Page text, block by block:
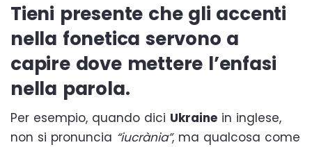
Tieni presente che gli accenti
nella fonetica servono a
capire dove mettere l’enfasi
nella parola.
Per esempio, quando dici Ukraine in inglese,
non si pronuncia “iucrània”, ma qualcosa come